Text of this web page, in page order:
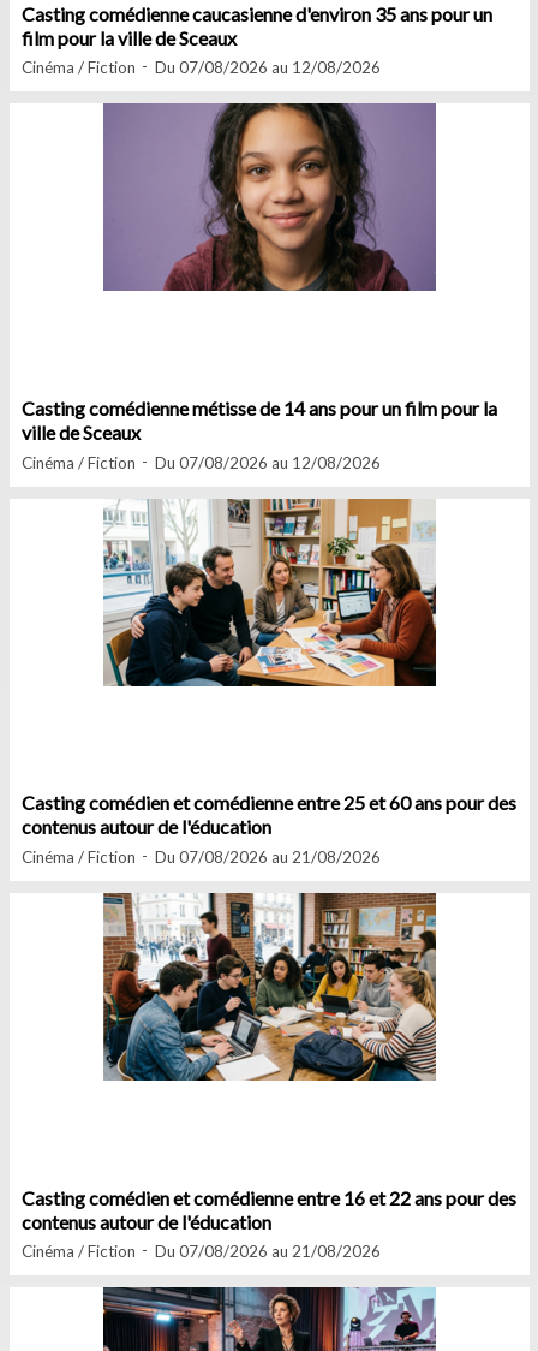
Casting comédienne caucasienne d'environ 35 ans pour un
film pour la ville de Sceaux
Cinéma / Fiction Du 07/08/2026 au 12/08/2026
Casting comédienne métisse de 14 ans pour un film pour la
ville de Sceaux
Cinéma / Fiction Du 07/08/2026 au 12/08/2026
Casting comédien et comédienne entre 25 et 60 ans pour des
contenus autour de l'éducation
Cinéma / Fiction Du 07/08/2026 au 21/08/2026
Casting comédien et comédienne entre 16 et 22 ans pour des
contenus autour de l'éducation
Cinéma / Fiction Du 07/08/2026 au 21/08/2026